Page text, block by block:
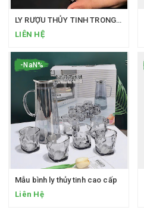
LY RƯỢU THỦY TINH TRONG SUỐT DẬP NỔI
LIÊN HỆ
-NaN%
Mẫu bình ly thủy tinh cao cấp
Liên Hệ